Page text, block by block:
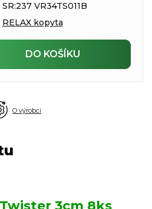
SR:237 VR34TS011B
RELAX kopyta
DO KOŠÍKU
O výrobci